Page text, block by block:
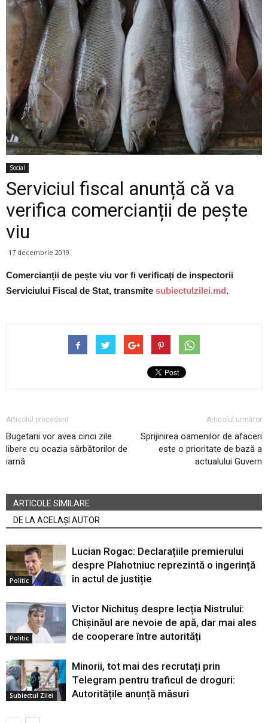
Social
Serviciul fiscal anunță că va
verifica comercianții de pește
viu
17 decembrie 2019
Comercianții de pește viu vor fi verificați de inspectorii
Serviciului Fiscal de Stat, transmite subiectulzilei.md.
Articolul precedent
Bugetarii vor avea cinci zile
libere cu ocazia sărbătorilor de
iarnă
Articolul următor
Sprijinirea oamenilor de afaceri
este o prioritate de bază a
actualului Guvern
ARTICOLE SIMILARE
DE LA ACELAȘI AUTOR
Politic
Lucian Rogac: Declarațiile premierului
despre Plahotniuc reprezintă o ingerință
în actul de justiție
Politic
Victor Nichituș despre lecția Nistrului:
Chișinăul are nevoie de apă, dar mai ales
de cooperare între autorități
Subiectul Zilei
Minorii, tot mai des recrutați prin
Telegram pentru traficul de droguri:
Autoritățile anunță măsuri